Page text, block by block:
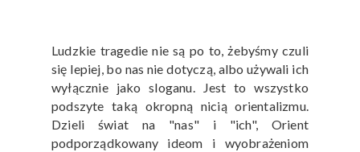
Ludzkie tragedie nie są po to, żebyśmy czuli
się lepiej, bo nas nie dotyczą, albo używali ich
wyłącznie jako sloganu. Jest to wszystko
podszyte taką okropną nicią orientalizmu.
Dzieli świat na "nas" i "ich", Orient
podporządkowany ideom i wyobrażeniom